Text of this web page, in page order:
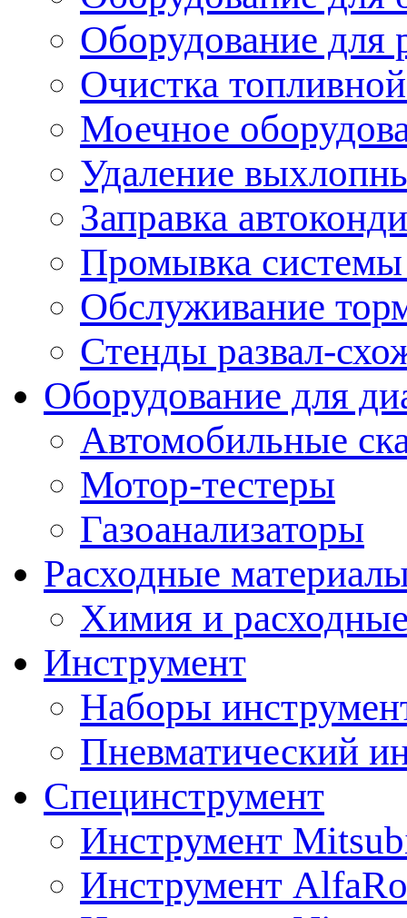
Оборудование для
Очистка
Моечное
Удаление
Заправка
Промывка
Обслуживание
Стенды развал-
Оборудование для
Автомобильные
Мотор-тестеры
Газоанализаторы
Расходные
Химия и
Инструмент
Наборы
Пневматический
Специнструмент
Инструмент
Инструмент